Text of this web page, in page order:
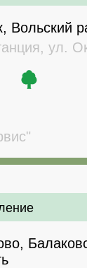
Вольский
ул.